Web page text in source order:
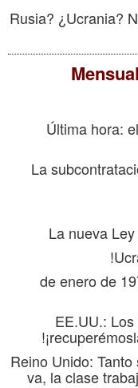
¿Rusia? ¿Ucrania?
Última hora:
La
30 de enero de
EE.UU.:
Reino Unido:
va, la clase